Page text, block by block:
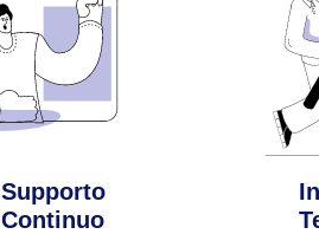
Supporto
Continuo